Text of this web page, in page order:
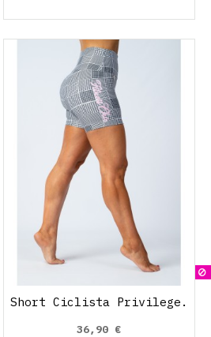
Short Ciclista Privilege.
36,90 €